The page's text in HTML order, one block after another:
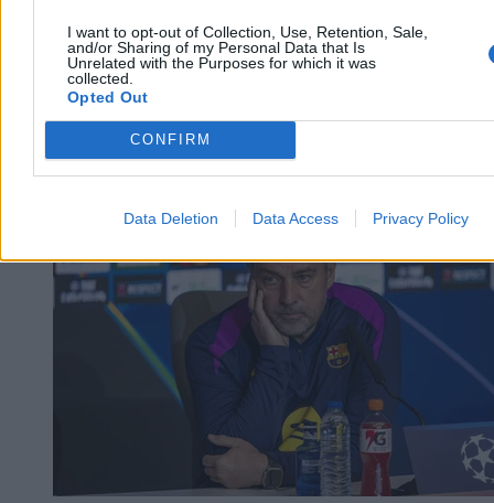
I want to opt-out of Collection, Use, Retention, Sale,
and/or Sharing of my Personal Data that Is
Unrelated with the Purposes for which it was
collected.
Opted Out
CONFIRM
Data Deletion Data Access Privacy Policy